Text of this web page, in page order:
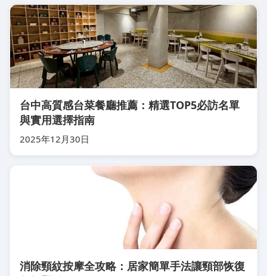
台中高質感台菜餐廳推薦：精選TOP5必訪名單
與實用選擇指南
2025年12月30日
消除頸紋按摩全攻略：居家簡單手法讓頸部恢復